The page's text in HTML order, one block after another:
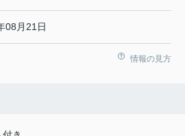
08月21日
情報の見方